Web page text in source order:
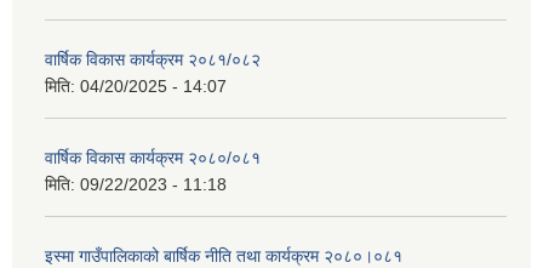
वार्षिक विकास कार्यक्रम २०८१/०८२
मिति: 04/20/2025 - 14:07
वार्षिक विकास कार्यक्रम २०८०/०८१
मिति: 09/22/2023 - 11:18
इस्मा गाउँपालिकाको बार्षिक नीति तथा कार्यक्रम २०८०।०८१